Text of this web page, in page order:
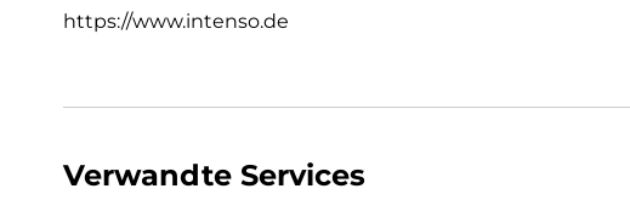
https://www.intenso.de
Verwandte Services